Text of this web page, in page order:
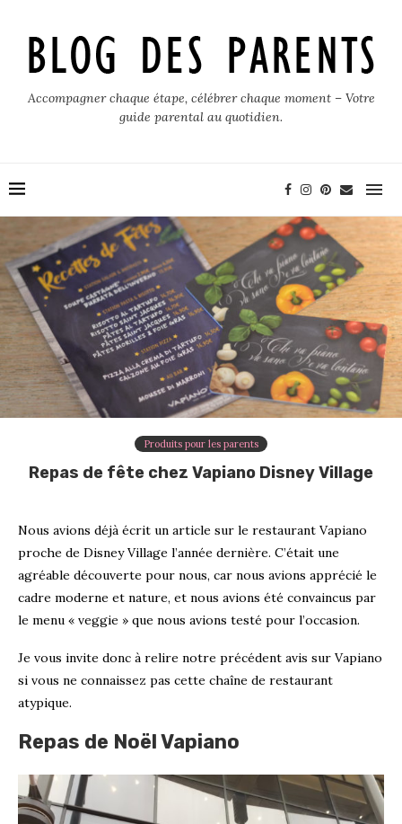
Accompagner chaque étape, célébrer chaque moment – Votre
guide parental au quotidien.
Produits pour les parents
Repas de fête chez Vapiano Disney Village
Nous avions déjà écrit un article sur le restaurant Vapiano
proche de Disney Village l’année dernière. C’était une
agréable découverte pour nous, car nous avions apprécié le
cadre moderne et nature, et nous avions été convaincus par
le menu « veggie » que nous avions testé pour l’occasion.
Je vous invite donc à relire notre précédent avis sur Vapiano
si vous ne connaissez pas cette chaîne de restaurant
atypique.
Repas de Noël Vapiano